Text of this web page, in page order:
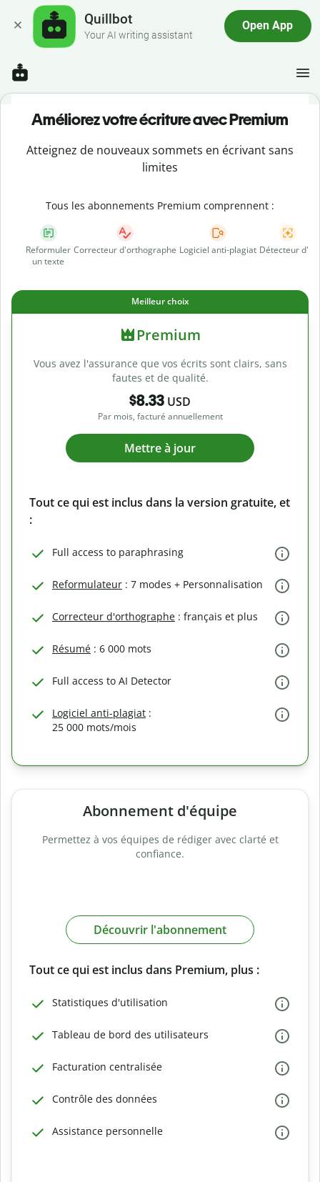
Quillbot
Your AI writing assistant
Open App
Améliorez votre écriture avec Premium
Atteignez de nouveaux sommets en écrivant sans
limites
Tous les abonnements Premium comprennent :
Reformuler
un texte
Correcteur d'orthographe Logiciel anti-plagiat Détecteur d'IA
Meilleur choix
Premium
Vous avez l'assurance que vos écrits sont clairs, sans
fautes et de qualité.
$8.33 USD
Par mois, facturé annuellement
Mettre à jour
Tout ce qui est inclus dans la version gratuite, et
:
Full access to paraphrasing
Reformulateur : 7 modes + Personnalisation
Correcteur d'orthographe : français et plus
Résumé : 6 000 mots
Full access to AI Detector
Logiciel anti-plagiat :
25 000 mots/mois
Abonnement d'équipe
Permettez à vos équipes de rédiger avec clarté et
confiance.
Découvrir l'abonnement
Tout ce qui est inclus dans Premium, plus :
Statistiques d'utilisation
Tableau de bord des utilisateurs
Facturation centralisée
Contrôle des données
Assistance personnelle